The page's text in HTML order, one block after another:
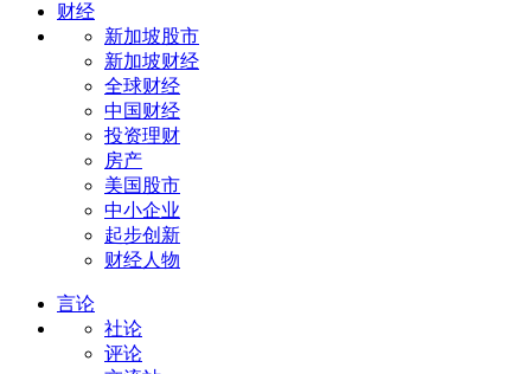
财经
新加坡股市
新加坡财经
全球财经
中国财经
投资理财
房产
美国股市
中小企业
起步创新
财经人物
言论
社论
评论